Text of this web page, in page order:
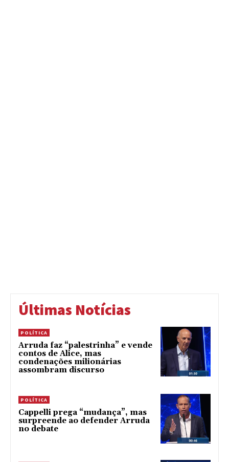
Últimas Notícias
POLÍTICA
Arruda faz “palestrinha” e vende
contos de Alice, mas
condenações milionárias
assombram discurso
POLÍTICA
Cappelli prega “mudança”, mas
surpreende ao defender Arruda
no debate